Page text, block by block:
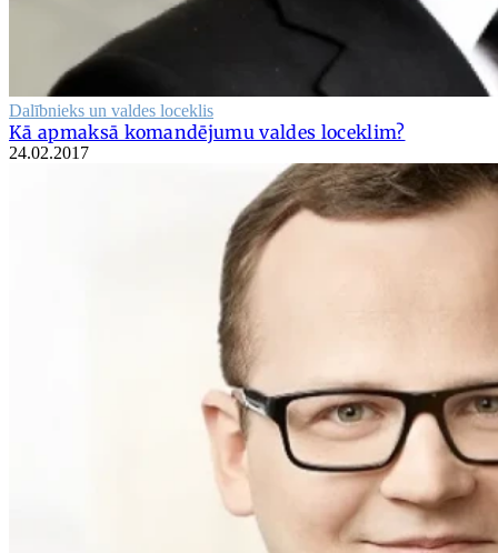
Dalībnieks un valdes loceklis
Kā apmaksā komandējumu valdes loceklim?
24.02.2017